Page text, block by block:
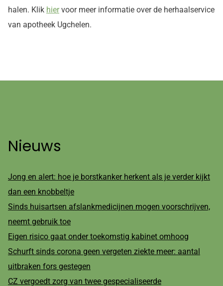
halen. Klik hiervoor meer informatie over de herhaalservice
van apotheek Ugchelen.
Nieuws
Jong en alert: hoe je borstkanker herkent als je verder kijkt
dan een knobbeltje
Sinds huisartsen afslankmedicijnen mogen voorschrijven,
neemt gebruik toe
Eigen risico gaat onder toekomstig kabinet omhoog
Schurft sinds corona geen vergeten ziekte meer: aantal
uitbraken fors gestegen
CZ vergoedt zorg van twee gespecialiseerde